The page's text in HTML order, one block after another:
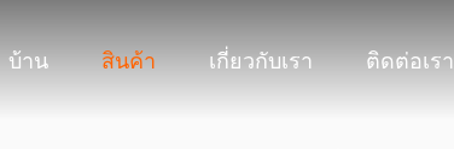
บ้าน สินค้า เกี่ยวกับเรา ติดต่อเรา